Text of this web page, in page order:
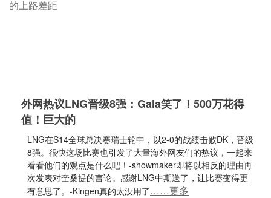
外网热议LNG晋级8强：Gala笑了！500万花得
值！巨大的
LNG在S14全球总决赛瑞士轮中，以2-0的战绩击败DK，晋级
8强。很快这场比赛也引发了大量海外网友们的热议，一起来
看看他们的观点是什么吧！-showmaker即将以相反的理由再
次发表对奎桑提的言论。感谢LNG中期送了，让比赛变得更
有意思了。-Kingen真的太没用了……更多